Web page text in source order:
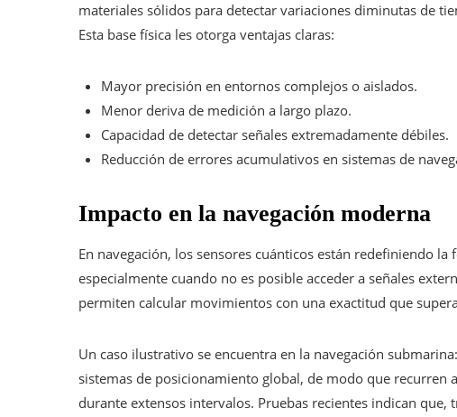
materiales sólidos para detectar variaciones diminutas de
Esta base física les otorga ventajas claras:
Mayor precisión en entornos complejos o aislados.
Menor deriva de medición a largo plazo.
Capacidad de detectar señales extremadamente débiles.
Reducción de errores acumulativos en sistemas de
Impacto en la navegación moderna
En navegación, los sensores cuánticos están redefiniendo
especialmente cuando no es posible acceder a señales
permiten calcular movimientos con una exactitud que
Un caso ilustrativo se encuentra en la navegación
sistemas de posicionamiento global, de modo que recurren
durante extensos intervalos. Pruebas recientes indican